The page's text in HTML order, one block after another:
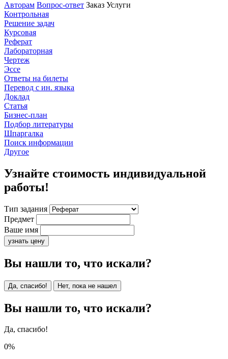
Авторам Вопрос-ответ Заказ Услуги
Контрольная
Решение задач
Курсовая
Реферат
Лабораторная
Чертеж
Эссе
Ответы на билеты
Перевод с ин. языка
Доклад
Статья
Бизнес-план
Подбор литературы
Шпаргалка
Поиск информации
Другое
Узнайте стоимость индивидуальной
работы!
Тип задания
Предмет
Ваше имя
узнать цену
Вы нашли то, что искали?
Да, спасибо! Нет, пока не нашел
Вы нашли то, что искали?
Да, спасибо!
0%